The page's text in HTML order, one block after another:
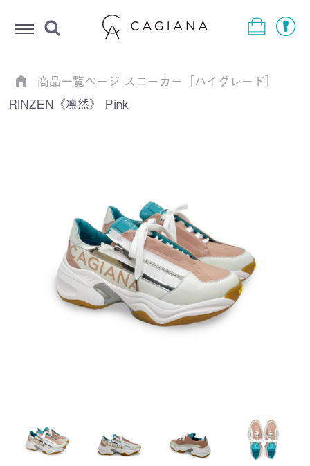
Menu
商品一覧ページ スニーカー［ハイグレード］
RINZEN《凛然》 Pink